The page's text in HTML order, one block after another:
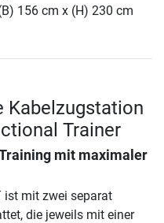
156 cm x (H) 230 cm
Kabelzugstation
Trainer
mit maximaler
ist mit zwei separat
die jeweils mit einer